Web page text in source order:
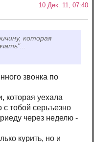
10 Дек. 11, 07:40
которая
звонка по
которая уехала
тобой серьъезно
через неделю -
курить, но и